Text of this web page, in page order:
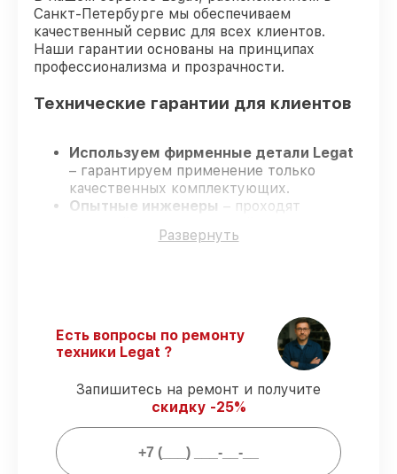
Санкт-Петербурге мы обеспечиваем
качественный сервис для всех клиентов.
Наши гарантии основаны на принципах
профессионализма и прозрачности.
Технические гарантии для клиентов
Используем фирменные детали Legat
– гарантируем применение только
качественных комплектующих.
Опытные инженеры – проходят
подтверждает уровень их
Официальная гарантия
– все все виды
ремонта защищены официальной
Мы гарантируем:
Развернуть
Есть вопросы по ремонту
техники Legat ?
Запишитесь на ремонт и получите
скидку -25%